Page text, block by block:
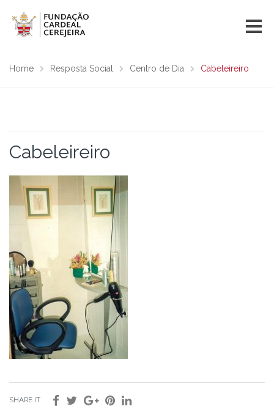
Home Resposta Social Centro de Dia Cabeleireiro
Cabeleireiro
SHARE IT